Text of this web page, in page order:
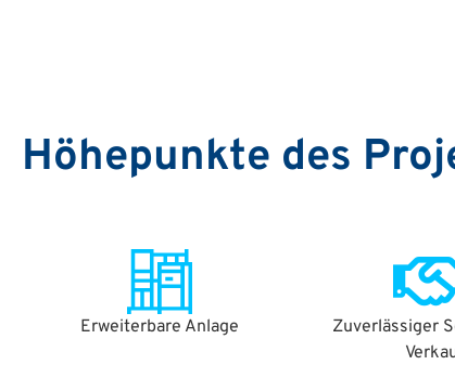
Höhepunkte des
Erweiterbare Anlage
Zuverlässiger